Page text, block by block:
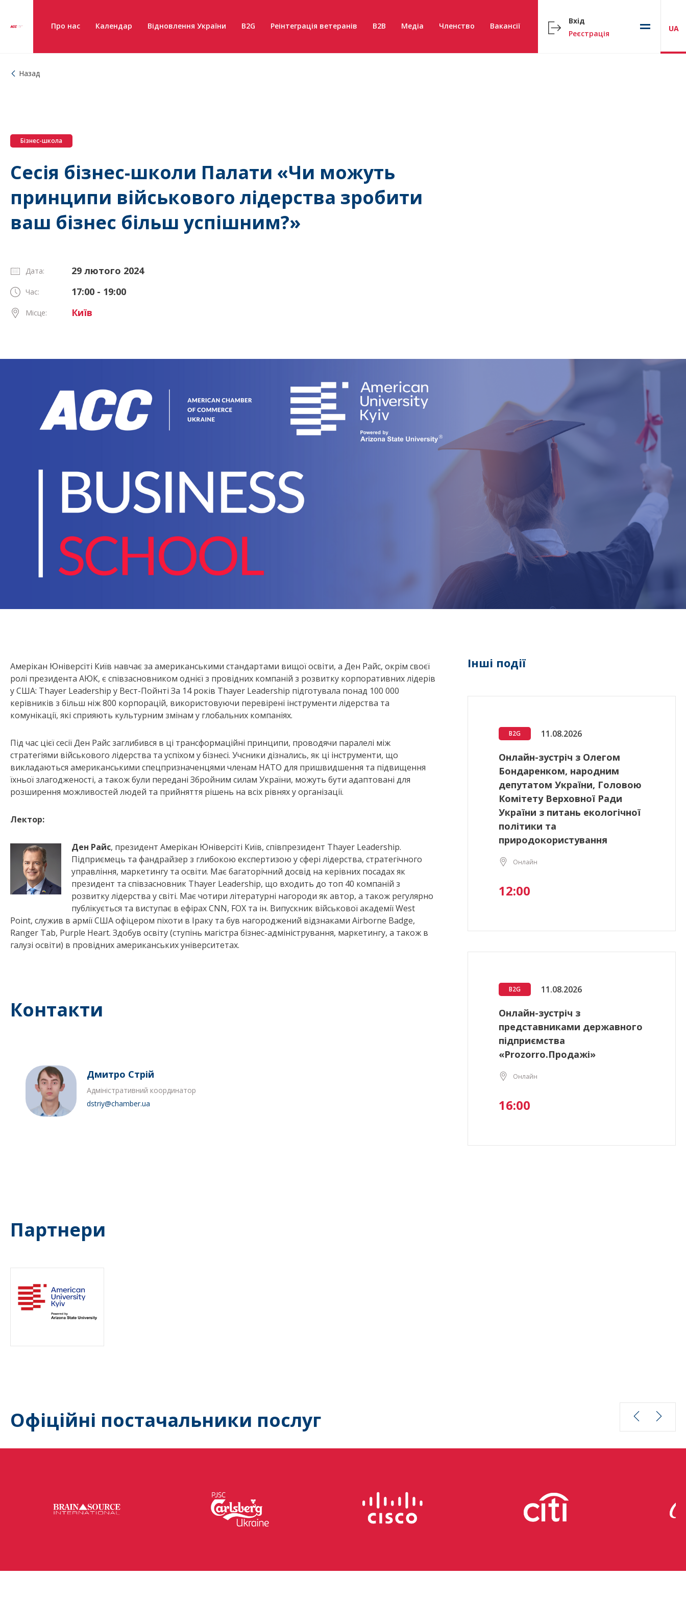
Про нас Календар Відновлення України B2G Реінтеграція ветеранів B2B Медіа Членство Вакансії
Вхід
Реєстрація
UA
Назад
Бізнес-школа
Сесія бізнес-школи Палати «Чи можуть
принципи військового лідерства зробити
ваш бізнес більш успішним?»
Дата: 29 лютого 2024
Час: 17:00 - 19:00
Місце: Київ
Амерікан Юніверсіті Київ навчає за американськими стандартами вищої освіти, а Ден Райс, окрім своєї
ролі президента АЮК, є співзасновником однієї з провідних компаній з розвитку корпоративних лідерів
у США: Thayer Leadership у Вест-Пойнті За 14 років Thayer Leadership підготувала понад 100 000
керівників з більш ніж 800 корпорацій, використовуючи перевірені інструменти лідерства та
комунікації, які сприяють культурним змінам у глобальних компаніях.
Під час цієї сесії Ден Райс заглибився в ці трансформаційні принципи, проводячи паралелі між
стратегіями військового лідерства та успіхом у бізнесі. Учсники дізнались, як ці інструменти, що
викладаються американськими спецпризначенцями членам НАТО для пришвидшення та підвищення
їхньої злагодженості, а також були передані Збройним силам України, можуть бути адаптовані для
розширення можливостей людей та прийняття рішень на всіх рівнях у організації.
Лектор:
Ден Райс, президент Амерікан Юніверсіті Київ, співпрезидент Thayer Leadership.
Підприємець та фандрайзер з глибокою експертизою у сфері лідерства, стратегічного
управління, маркетингу та освіти. Має багаторічний досвід на керівних посадах як
президент та співзасновник Thayer Leadership, що входить до топ 40 компаній з
розвитку лідерства у світі. Має чотири літературні нагороди як автор, а також регулярно
публікується та виступає в ефірах CNN, FOX та ін. Випускник військової академії West
Point, служив в армії США офіцером піхоти в Іраку та був нагороджений відзнаками Airborne Badge,
Ranger Tab, Purple Heart. Здобув освіту (ступінь магістра бізнес-адміністрування, маркетингу, а також в
галузі освіти) в провідних американських університетах.
Контакти
Дмитро Стрій
Адміністративний координатор
dstriy@chamber.ua
Інші події
B2G 11.08.2026
Онлайн-зустріч з Олегом
Бондаренком, народним
депутатом України, Головою
Комітету Верховної Ради
України з питань екологічної
політики та
природокористування
Онлайн
12:00
B2G 11.08.2026
Онлайн-зустріч з
представниками державного
підприємства
«Prozorro.Продажі»
Онлайн
16:00
Партнери
Офіційні постачальники послуг